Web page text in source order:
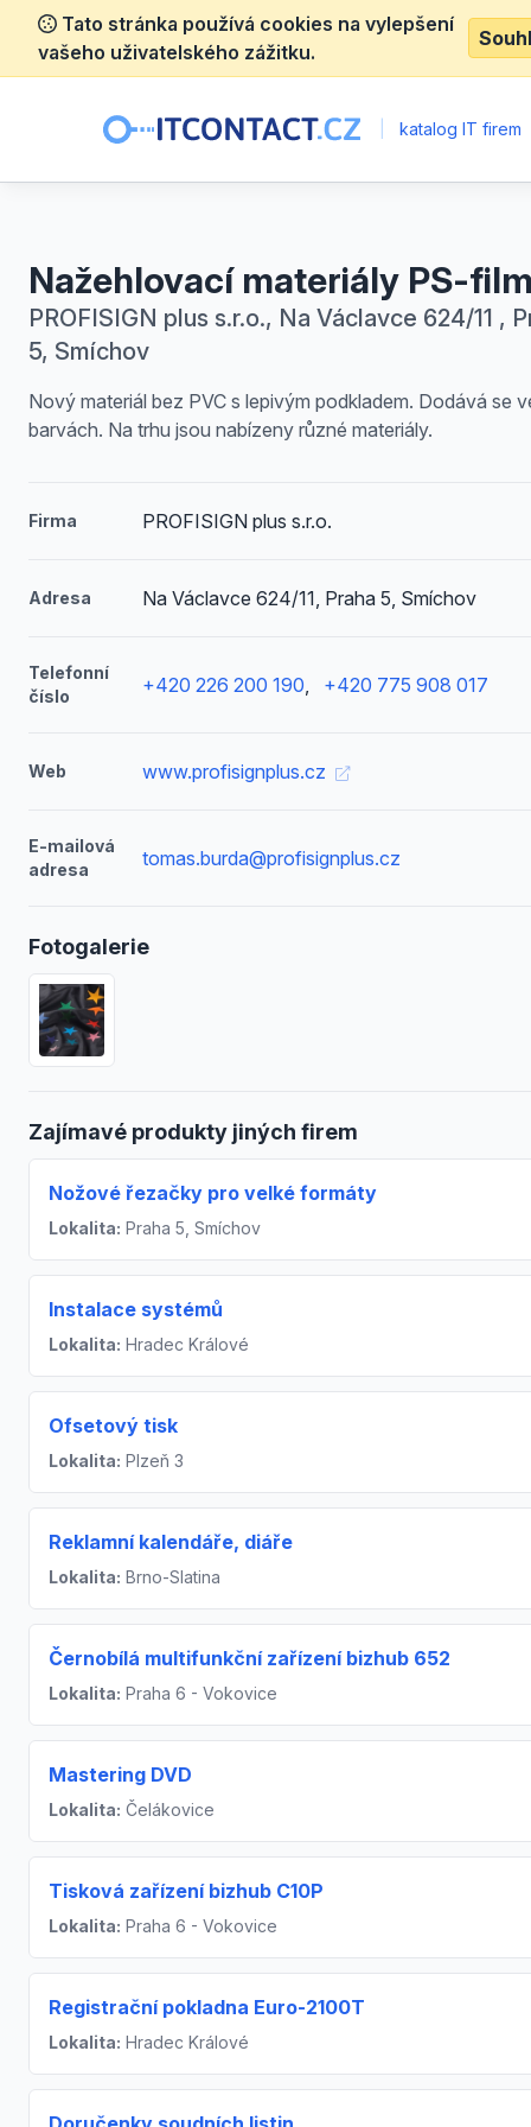
Tato stránka používá cookies na vylepšení
vašeho uživatelského zážitku.
katalog IT firem
Nažehlovací materiály PS-
PROFISIGN plus s.r.o., Na Václavce 624/11 ,
5, Smíchov
Nový materiál bez PVC s lepivým podkladem. Dodává se
barvách. Na trhu jsou nabízeny různé materiály.
Firma PROFISIGN plus s.r.o.
Adresa Na Václavce 624/11, Praha 5, Smíchov
Telefonní
číslo
+420 226 200 190, +420 775 908 017
Web www.profisignplus.cz
E-mailová
adresa
tomas.burda@profisignplus.cz
Fotogalerie
Zajímavé produkty jiných firem
Nožové řezačky pro velké formáty
Lokalita: Praha 5, Smíchov
Instalace systémů
Lokalita: Hradec Králové
Ofsetový tisk
Lokalita: Plzeň 3
Reklamní kalendáře, diáře
Lokalita: Brno-Slatina
Černobílá multifunkční zařízení bizhub 652
Lokalita: Praha 6 - Vokovice
Mastering DVD
Lokalita: Čelákovice
Tisková zařízení bizhub C10P
Lokalita: Praha 6 - Vokovice
Registrační pokladna Euro-2100T
Lokalita: Hradec Králové